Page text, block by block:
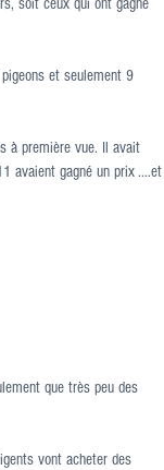
soit ceux qui ont gagné
et seulement 9
à première vue. Il avait
avaient gagné un prix ....et
que très peu des
vont acheter des